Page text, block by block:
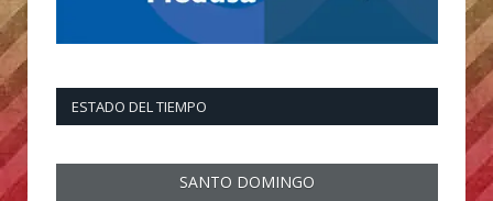
ESTADO DEL TIEMPO
SANTO DOMINGO